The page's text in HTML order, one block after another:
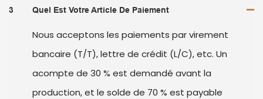
3 Quel Est Votre Article De Paiement
Nous acceptons les paiements par virement
bancaire (T/T), lettre de crédit (L/C), etc. Un
acompte de 30 % est demandé avant la
production, et le solde de 70 % est payable